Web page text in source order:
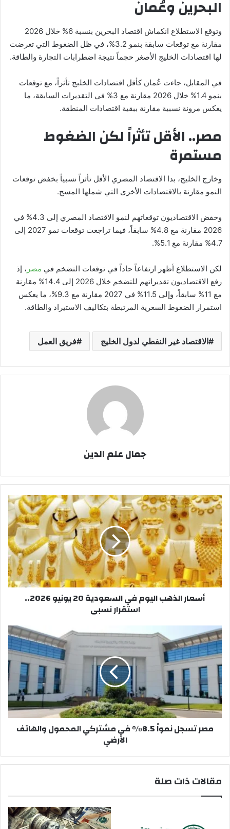
البحرين وعُمان
وتوقع الاستطلاع انكماش اقتصاد البحرين بنسبة 6% خلال 2026
مقارنة مع توقعات سابقة بنمو 3.2%، في ظل الضغوط التي تعرضت
لها اقتصادات الخليج الأصغر حجماً نتيجة اضطرابات التجارة والطاقة.
في المقابل، جاءت عُمان كأقل اقتصادات الخليج تأثراً، مع توقعات
بنمو 1.4% خلال 2026 مقارنة مع 3% في التقديرات السابقة، ما
يعكس مرونة نسبية مقارنة ببقية اقتصادات المنطقة.
مصر.. الأقل تأثراً لكن الضغوط
مستمرة
وخارج الخليج، بدا الاقتصاد المصري الأقل تأثراً نسبياً بخفض توقعات
النمو مقارنة بالاقتصادات الأخرى التي شملها المسح.
وخفض الاقتصاديون توقعاتهم لنمو الاقتصاد المصري إلى 4.3% في
2026 مقارنة مع 4.8% سابقاً، فيما تراجعت توقعات نمو 2027 إلى
4.7% مقارنة مع 5.1%.
لكن الاستطلاع أظهر ارتفاعاً حاداً في توقعات التضخم في مصر ، إذ
رفع الاقتصاديون تقديراتهم للتضخم خلال 2026 إلى 14.4% مقارنة
مع 11% سابقاً، وإلى 11.5% في 2027 مقارنة مع 9.3%، ما يعكس
استمرار الضغوط السعرية المرتبطة بتكاليف الاستيراد والطاقة.
الاقتصاد غير النفطي لدول الخليج فريق العمل
جمال علم الدين
أسعار
الذهب
اليوم
في
السعودية
20
يونيو
استقرار
أسعار الذهب اليوم في السعودية 20 يونيو 2026..
استقرار نسبى
مصر
تسجل
نمواً
8.5%
في
مشتركي
المحمول
والهاتف
الأرضي
مصر تسجل نمواً 8.5% في مشتركي المحمول والهاتف
الأرضي
مقالات ذات صلة